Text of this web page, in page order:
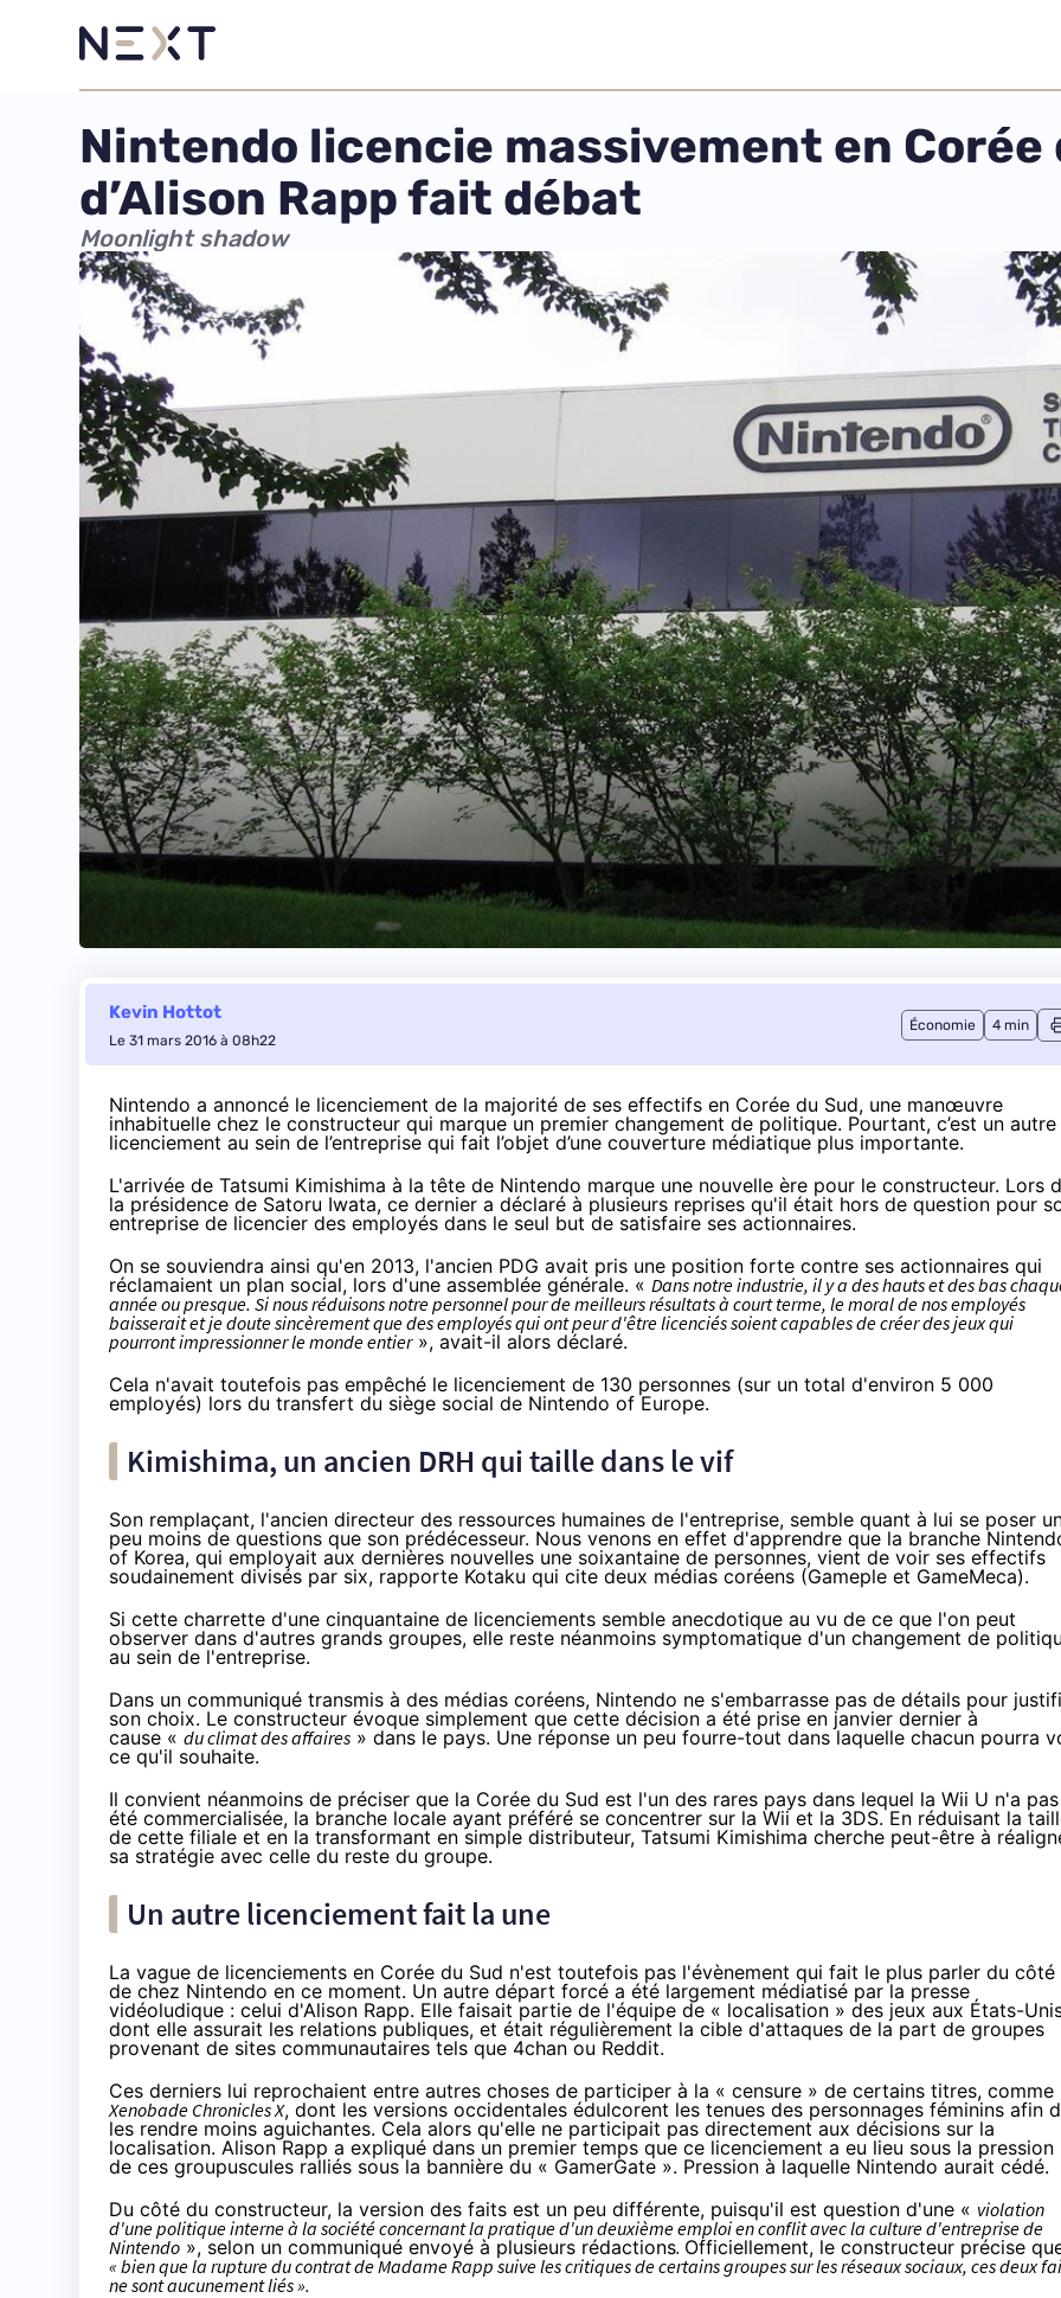
Nintendo licencie massivement en Corée
d’Alison Rapp fait débat
Moonlight shadow
Kevin Hottot
Le 31 mars 2016 à 08h22
Économie 4 min
Nintendo a annoncé le licenciement de la majorité de ses effectifs en Corée du Sud, une manœuvre
inhabituelle chez le constructeur qui marque un premier changement de politique. Pourtant, c’est un autre
licenciement au sein de l’entreprise qui fait l’objet d’une couverture médiatique plus importante.
L'arrivée de Tatsumi Kimishima à la tête de Nintendo marque une nouvelle ère pour le constructeur. Lors
la présidence de Satoru Iwata, ce dernier a déclaré à plusieurs reprises qu'il était hors de question pour
entreprise de licencier des employés dans le seul but de satisfaire ses actionnaires.
On se souviendra ainsi qu'en 2013, l'ancien PDG avait pris une position forte contre ses actionnaires qui
réclamaient un plan social, lors d'une assemblée générale. « Dans notre industrie, il y a des hauts et des bas
année ou presque. Si nous réduisons notre personnel pour de meilleurs résultats à court terme, le moral de nos employés
baisserait et je doute sincèrement que des employés qui ont peur d'être licenciés soient capables de créer des jeux qui
pourront impressionner le monde entier», avait-il alors déclaré.
Cela n'avait toutefois pas empêché le licenciement de 130 personnes (sur un total d'environ 5 000
employés) lors du transfert du siège social de Nintendo of Europe.
Kimishima, un ancien DRH qui taille dans le vif
Son remplaçant, l'ancien directeur des ressources humaines de l'entreprise, semble quant à lui se poser
peu moins de questions que son prédécesseur. Nous venons en effet d'apprendre que la branche
of Korea, qui employait aux dernières nouvelles une soixantaine de personnes, vient de voir ses effectifs
soudainement divisés par six, rapporte Kotaku qui cite deux médias coréens (Gameple et GameMeca).
Si cette charrette d'une cinquantaine de licenciements semble anecdotique au vu de ce que l'on peut
observer dans d'autres grands groupes, elle reste néanmoins symptomatique d'un changement de
au sein de l'entreprise.
Dans un communiqué transmis à des médias coréens, Nintendo ne s'embarrasse pas de détails pour
son choix. Le constructeur évoque simplement que cette décision a été prise en janvier dernier à
cause « du climat des affaires » dans le pays. Une réponse un peu fourre-tout dans laquelle chacun pourra
ce qu'il souhaite.
Il convient néanmoins de préciser que la Corée du Sud est l'un des rares pays dans lequel la Wii U n'a pas
été commercialisée, la branche locale ayant préféré se concentrer sur la Wii et la 3DS. En réduisant la
de cette filiale et en la transformant en simple distributeur, Tatsumi Kimishima cherche peut-être à
sa stratégie avec celle du reste du groupe.
Un autre licenciement fait la une
La vague de licenciements en Corée du Sud n'est toutefois pas l'évènement qui fait le plus parler du côté
de chez Nintendo en ce moment. Un autre départ forcé a été largement médiatisé par la presse
vidéoludique : celui d'Alison Rapp. Elle faisait partie de l'équipe de « localisation » des jeux aux États-
dont elle assurait les relations publiques, et était régulièrement la cible d'attaques de la part de groupes
provenant de sites communautaires tels que 4chan ou Reddit.
Ces derniers lui reprochaient entre autres choses de participer à la « censure » de certains titres, comme
Xenobade Chronicles X, dont les versions occidentales édulcorent les tenues des personnages féminins afin
les rendre moins aguichantes. Cela alors qu'elle ne participait pas directement aux décisions sur la
localisation. Alison Rapp a expliqué dans un premier temps que ce licenciement a eu lieu sous la pression
de ces groupuscules ralliés sous la bannière du « GamerGate ». Pression à laquelle Nintendo aurait cédé.
Du côté du constructeur, la version des faits est un peu différente, puisqu'il est question d'une « violation
d'une politique interne à la société concernant la pratique d'un deuxième emploi en conflit avec la culture d'entreprise de
Nintendo », selon un communiqué envoyé à plusieurs rédactions. Officiellement, le constructeur précise
« bien que la rupture du contrat de Madame Rapp suive les critiques de certains groupes surles réseaux sociaux, ces deux
ne sont aucunement liés ».